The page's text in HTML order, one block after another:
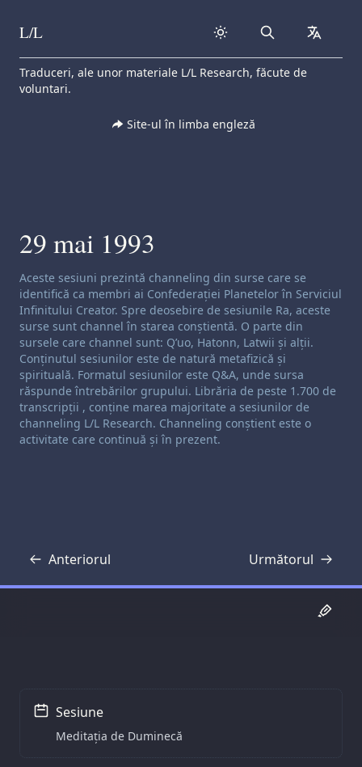
Skip to content
L/L Search
Traduceri, ale unor materiale L/L Research, făcute de
voluntari.
Site-ul în limba engleză
29 mai 1993
Exonerare de responsabilitate privind canalizarea:
Aceste sesiuni prezintă channeling din surse care se
identifică ca membri ai Confederației Planetelor în Serviciul
Infinitului Creator. Spre deosebire de sesiunile Ra, aceste
surse sunt channel în starea conștientă. O parte din
sursele care channel sunt: Q’uo, Hatonn, Latwii și alții.
Conținutul sesiunilor este de natură metafizică și
spirituală. Formatul sesiunilor este Q&A, unde sursa
răspunde întrebărilor grupului. Librăria de peste 1.700 de
transcripții , conține marea majoritate a sesiunilor de
channeling L/L Research. Channeling conștient este o
activitate care continuă și în prezent.
Anteriorul
Transcriere Următorul
Transcriere
Sesiune
Meditația de Duminecă